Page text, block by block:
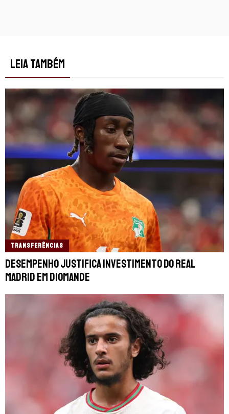
LEIA TAMBÉM
TRANSFERÊNCIAS
Desempenho justifica investimento do Real
Madrid em Diomande